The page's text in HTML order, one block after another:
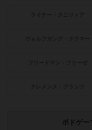
ライナー・クニツィア
ヴォルフガング・クラマー
フリードマン・フリーゼ
クレメンス・フランツ
ボドゲー